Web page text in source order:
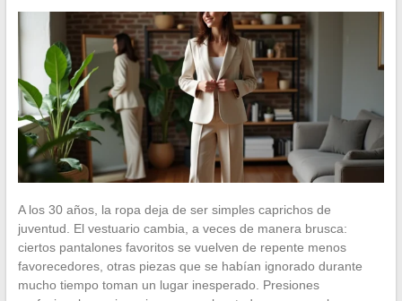
A los 30 años, la ropa deja de ser simples caprichos de
juventud. El vestuario cambia, a veces de manera brusca:
ciertos pantalones favoritos se vuelven de repente menos
favorecedores, otras piezas que se habían ignorado durante
mucho tiempo toman un lugar inesperado. Presiones